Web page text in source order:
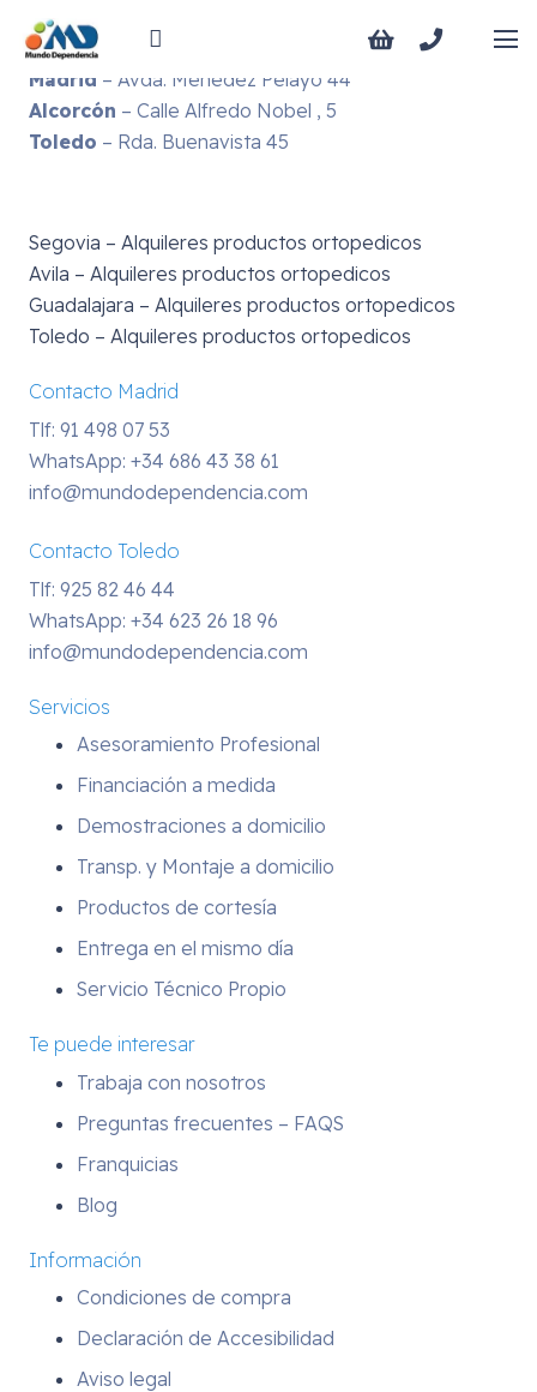
Madrid– C/Maudes 15, 28003
Madrid – Avda. Menedez Pelayo 44
Alcorcón – Calle Alfredo Nobel , 5
Toledo – Rda. Buenavista 45
Segovia – Alquileres productos ortopedicos
Avila – Alquileres productos ortopedicos
Guadalajara – Alquileres productos ortopedicos
Toledo – Alquileres productos ortopedicos
Contacto Madrid
Tlf: 91 498 07 53
WhatsApp: +34 686 43 38 61
info@mundodependencia.com
Contacto Toledo
Tlf: 925 82 46 44
WhatsApp: +34 623 26 18 96
info@mundodependencia.com
Servicios
Asesoramiento Profesional
Financiación a medida
Demostraciones a domicilio
Transp. y Montaje a domicilio
Productos de cortesía
Entrega en el mismo día
Servicio Técnico Propio
Te puede interesar
Trabaja con nosotros
Preguntas frecuentes – FAQS
Franquicias
Blog
Información
Condiciones de compra
Declaración de Accesibilidad
Aviso legal